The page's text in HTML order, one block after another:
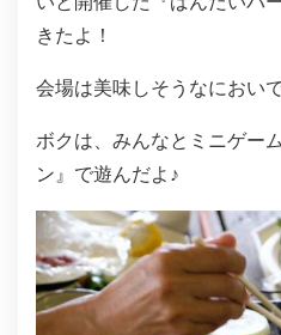
きたよ！
会場は美味しそうなにおい
ボクは、みんなとミニゲー
ン』で遊んだよ♪